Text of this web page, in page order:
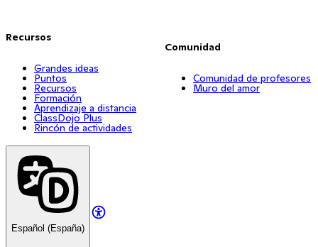
Recursos
Grandes ideas
Puntos
Recursos
Formación
Aprendizaje a distancia
ClassDojo Plus
Rincón de actividades
Comunidad
Comunidad de profesores
Muro del amor
Español (España)